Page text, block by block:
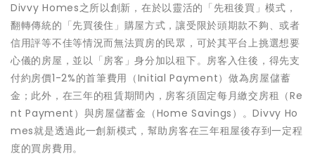
Divvy Homes之所以創新，在於以靈活的「先租後買」模式，
翻轉傳統的「先買後住」購屋方式，讓受限於頭期款不夠、或者
信用評等不佳等情況而無法買房的民眾，可於其平台上挑選想要
心儀的房屋，並以「房客」身分加以租下。房客入住後，得先支
付約房價1-2%的首筆費用（Initial Payment）做為房屋儲蓄
金；此外，在三年的租賃期間內，房客須固定每月繳交房租（Re
nt Payment）與房屋儲蓄金（Home Savings）。Divvy Ho
mes就是透過此一創新模式，幫助房客在三年租屋後存到一定程
度的買房費用。